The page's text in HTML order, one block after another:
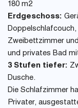
180 m2
Erdgeschoss:
Doppelschlafcouch,
Zweibettzimmer
und privates Bad
3 Stufen tiefer:
Dusche.
Die Schlafzimmer
Privater,